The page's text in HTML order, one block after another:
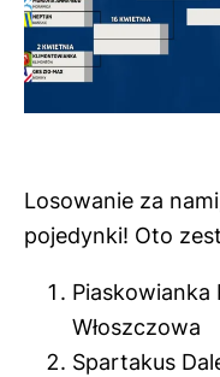
Losowanie za
pojedynki! Oto
Piaskowianka
Włoszczowa
Spartakus